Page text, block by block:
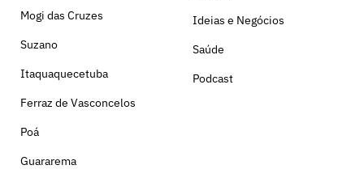
Mogi das Cruzes
Suzano
Itaquaquecetuba
Ferraz de Vasconcelos
Poá
Guararema
Ideias e Negócios
Saúde
Podcast